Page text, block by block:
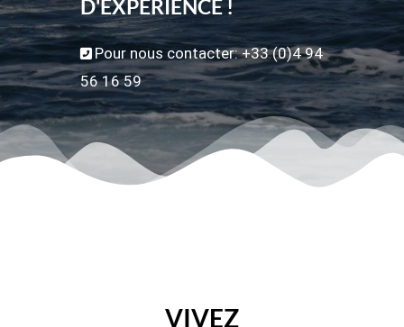
D'EXPÉRIENCE !
Pour nous contacter: +33 (0)4 94
56 16 59
VIVEZ